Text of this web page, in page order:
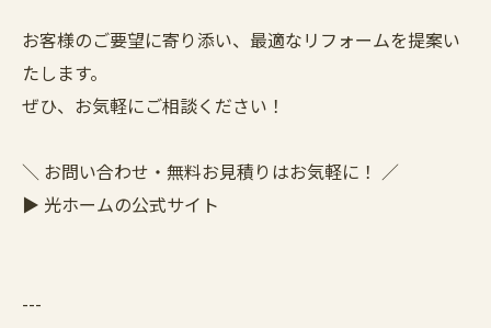
お客様のご要望に寄り添い、最適なリフォームを提案い
たします。
ぜひ、お気軽にご相談ください！
＼ お問い合わせ・無料お見積りはお気軽に！ ／
▶ 光ホームの公式サイト
---